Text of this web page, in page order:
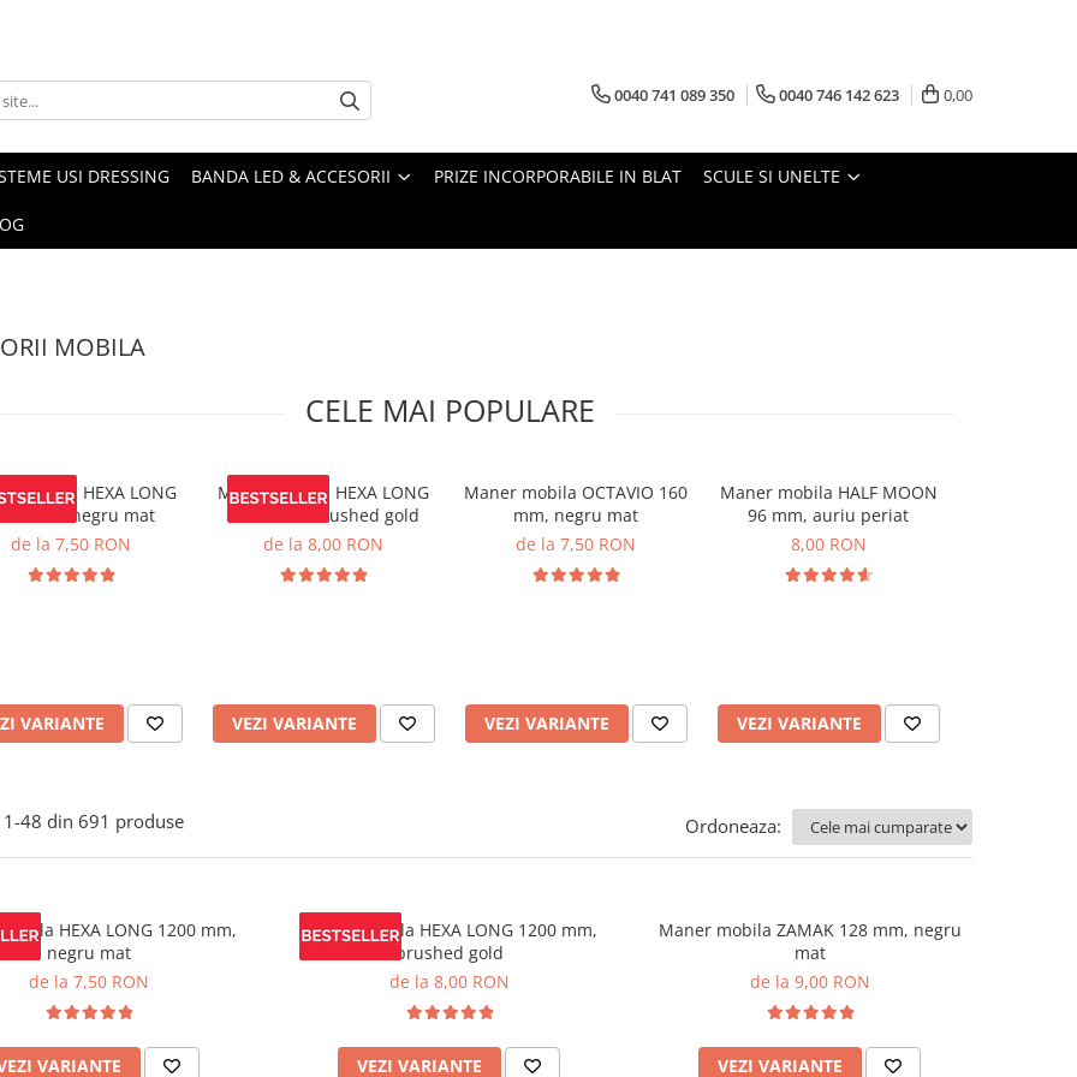
0040 741 089 350 0040 746 142 623 0,00
USI DRESSING BANDA LED & ACCESORII PRIZE INCORPORABILE IN BLAT SCULE SI UNELTE
MOBILA
CELE MAI POPULARE
mobila HEXA LONG
mm, negru mat
de la 7,50 RON
VARIANTE
Maner mobila HEXA LONG
1200 mm, brushed gold
de la 8,00 RON
VEZI VARIANTE
Maner mobila OCTAVIO 160
mm, negru mat
de la 7,50 RON
VEZI VARIANTE
Maner mobila HALF MOON
96 mm, auriu periat
8,00 RON
VEZI VARIANTE
1-48 din 691 produse Ordoneaza:
HEXA LONG 1200 mm,
negru mat
de la 7,50 RON
VARIANTE
Maner mobila HEXA LONG 1200 mm,
brushed gold
de la 8,00 RON
VEZI VARIANTE
Maner mobila ZAMAK 128 mm, negru
mat
de la 9,00 RON
VEZI VARIANTE